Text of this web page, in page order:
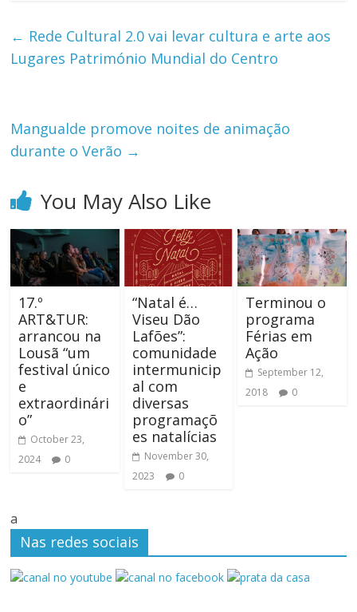
← Rede Cultural 2.0 vai levar cultura e arte aos
Lugares Património Mundial do Centro
Mangualde promove noites de animação
durante o Verão →
You May Also Like
17.º
ART&TUR:
arrancou na
Lousã “um
festival único
e
extraordinári
o”
October 23,
2024
0
“Natal é…
Viseu Dão
Lafões”:
comunidade
intermunicip
al com
diversas
programaçõ
es natalícias
November 30,
2023
0
Terminou o
programa
Férias em
Ação
September 12,
2018
0
a
Nas redes sociais